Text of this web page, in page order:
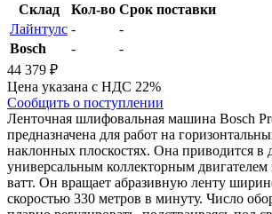
Склад
Кол-во Срок поставки
Лайнтулс -
-
Bosch
-
-
44 379 ₽
Цена указана с НДС 22%
Сообщить о поступлении
Ленточная шлифовальная машина Bosch
предназначена для работ на
наклонных плоскостях. Она приводится в
универсальным коллекторным
ватт. Он вращает абразивную ленту
скоростью 330 метров в минуту. Число